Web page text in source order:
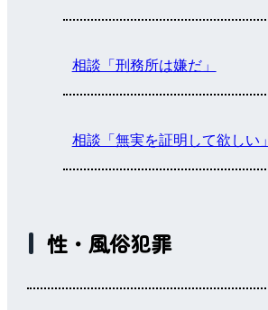
相談「刑務所は嫌だ」
相談「無実を証明して欲しい」
性・風俗犯罪